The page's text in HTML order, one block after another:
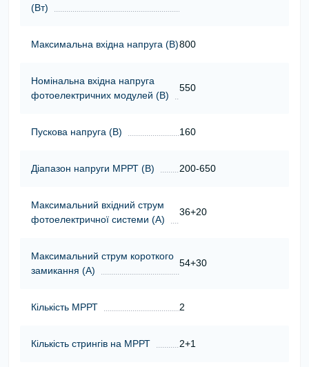
(Вт)
Максимальна вхідна напруга (В)800
Номінальна вхідна напруга
фотоелектричних модулей (В)
550
Пускова напруга (В) 160
Діапазон напруги МРРТ (В) 200-650
Максимальний вхідний струм
фотоелектричної системи (А)
36+20
Максимальний струм короткого
замикання (А)
54+30
Кількість МРРТ 2
Кількість стрингів на МРРТ 2+1